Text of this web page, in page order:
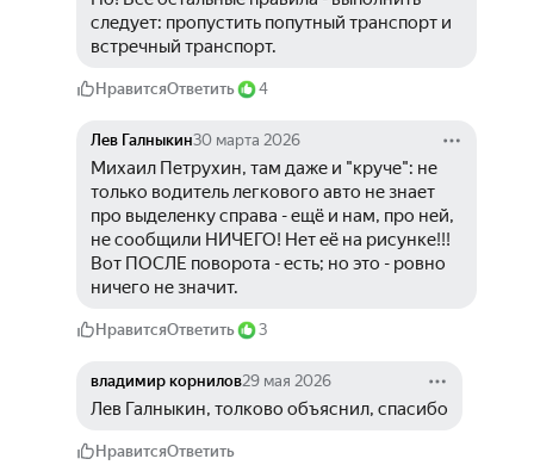
следует: пропустить попутный транспорт и
встречный транспорт.
НравитсяОтветить 4
Лев Галныкин30 марта 2026
Михаил Петрухин, там даже и "круче": не
только водитель легкового авто не знает
про выделенку справа - ещё и нам, про ней,
не сообщили НИЧЕГО! Нет её на рисунке!!!
Вот ПОСЛЕ поворота - есть; но это - ровно
ничего не значит.
НравитсяОтветить 3
владимир корнилов29 мая 2026
Лев Галныкин, толково объяснил, спасибо
НравитсяОтветить